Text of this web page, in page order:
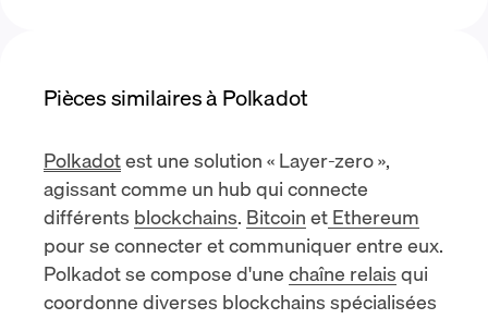
Pièces similaires à Polkadot
Polkadotest une solution « Layer-zero »,
agissant comme un hub qui connecte
différents blockchains. Bitcoin et Ethereum
pour se connecter et communiquer entre eux.
Polkadot se compose d'une chaîne relais qui
coordonne diverses blockchains spécialisées